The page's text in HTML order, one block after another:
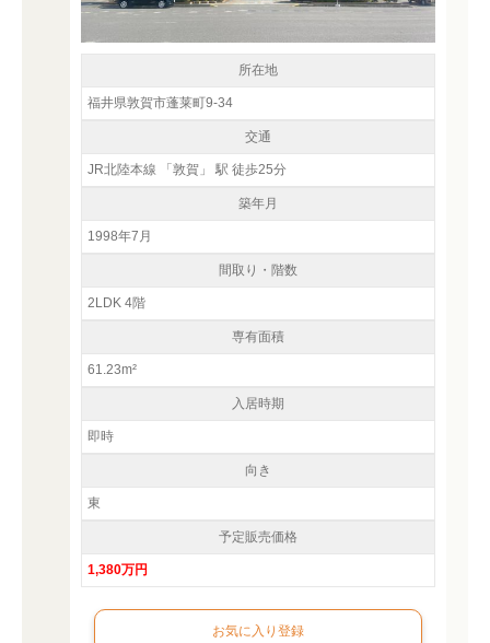
所在地
福井県敦賀市蓬莱町9-34
交通
JR北陸本線 「敦賀」 駅 徒歩25分
築年月
1998年7月
間取り・階数
2LDK 4階
専有面積
61.23m²
入居時期
即時
向き
東
予定販売価格
1,380万円